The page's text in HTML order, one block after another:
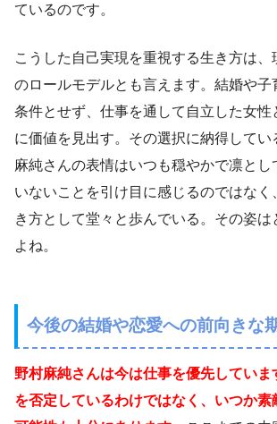
ているのです。
こうした自己実現を重視する生き方は、
のロールモデルとも言えます。結婚や子
条件とせず、仕事を通して自立した女性
に価値を見出す。その選択に納得してい
麻純さんの表情はいつも穏やかで凛とし
いないことを引け目に感じるのではなく
き方として堂々と歩んでいる。その姿は
よね。
今後の結婚や恋愛への前向きな
野村麻純さんは今は仕事を優先していま
を否定しているわけではなく、いつか素